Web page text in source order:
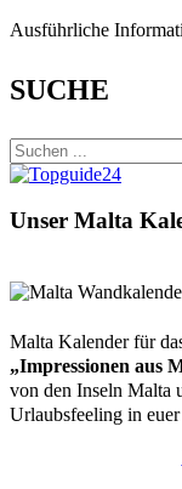
Ausführliche
SUCHE
Unser Malta
Malta Kalender für
„Impressionen aus
von den Inseln Malta
Urlaubsfeeling in